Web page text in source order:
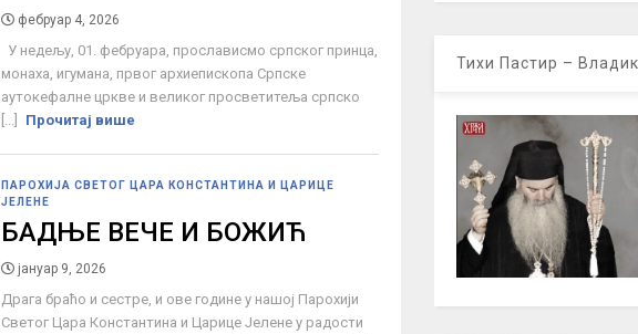
фебруар 4, 2026
У недељу, 01. фебруара, прослависмо српског принца,
монаха, игумана, првог архиепископа Српске
аутокефалне цркве и великог просветитеља српско
[...]
Прочитај више
ПАРОХИЈА СВЕТОГ ЦАРА КОНСТАНТИНА И ЦАРИЦЕ
ЈЕЛЕНЕ
БАДЊЕ ВЕЧЕ И БОЖИЋ
јануар 9, 2026
Драга браћо и сестре, и ове године у нашој Парохији
Светог Цара Константина и Царице Јелене у радости
Тихи Пастир –